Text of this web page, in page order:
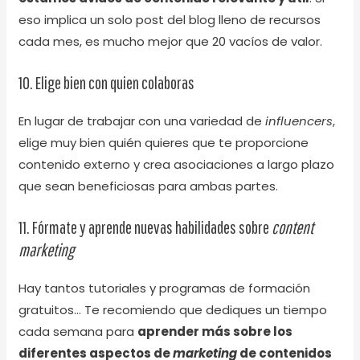
eso implica un solo post del blog lleno de recursos
cada mes, es mucho mejor que 20 vacíos de valor.
10. Elige bien con quien colaboras
En lugar de trabajar con una variedad deinfluencers,
elige muy bien quién quieres que te proporcione
contenido externo y crea asociaciones a largo plazo
que sean beneficiosas para ambas partes.
11. Fórmate y aprende nuevas habilidades sobre content
marketing
Hay tantos tutoriales y programas de formación
gratuitos… Te recomiendo que dediques un tiempo
cada semana para aprender más sobre los
diferentes aspectos demarketingde contenidos